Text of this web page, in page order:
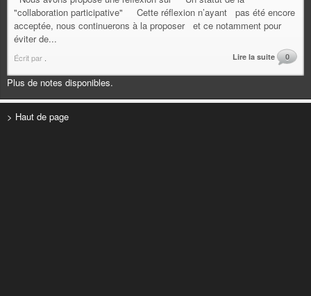
"collaboration participative" Cette réflexion n’ayant pas été encore
acceptée, nous continuerons à la proposer et ce notamment pour
éviter de...
Écrit par Lire la suite 0
Plus de notes disponibles.
> Haut de page